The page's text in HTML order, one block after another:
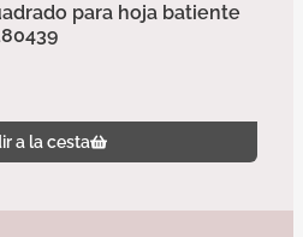
para hoja batiente
a la cesta